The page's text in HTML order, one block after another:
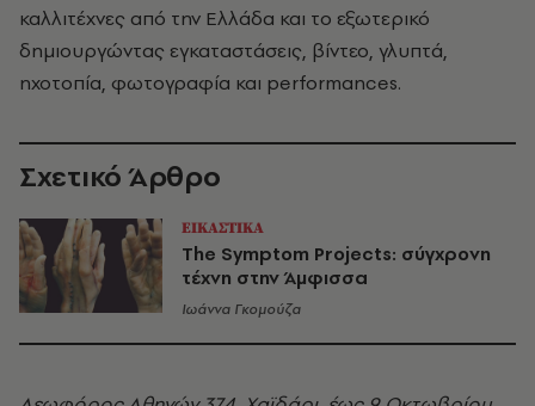
καλλιτέχνες από την Ελλάδα και το εξωτερικό
δημιουργώντας εγκαταστάσεις, βίντεο, γλυπτά,
ηχοτοπία, φωτογραφία και performances.
Σχετικό Άρθρο
ΕΙΚΑΣΤΙΚΑ
The Symptom Projects: σύγχρονη
τέχνη στην Άμφισσα
Ιωάννα Γκομούζα